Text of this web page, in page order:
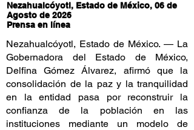
Nezahualcóyotl, Estado de México, 06 de
Agosto de 2026
Prensa en línea
Nezahualcóyotl, Estado de México. — La
Gobernadora del Estado de México,
Delfina Gómez Álvarez, afirmó que la
consolidación de la paz y la tranquilidad
en la entidad pasa por reconstruir la
confianza de la población en las
instituciones mediante un modelo de